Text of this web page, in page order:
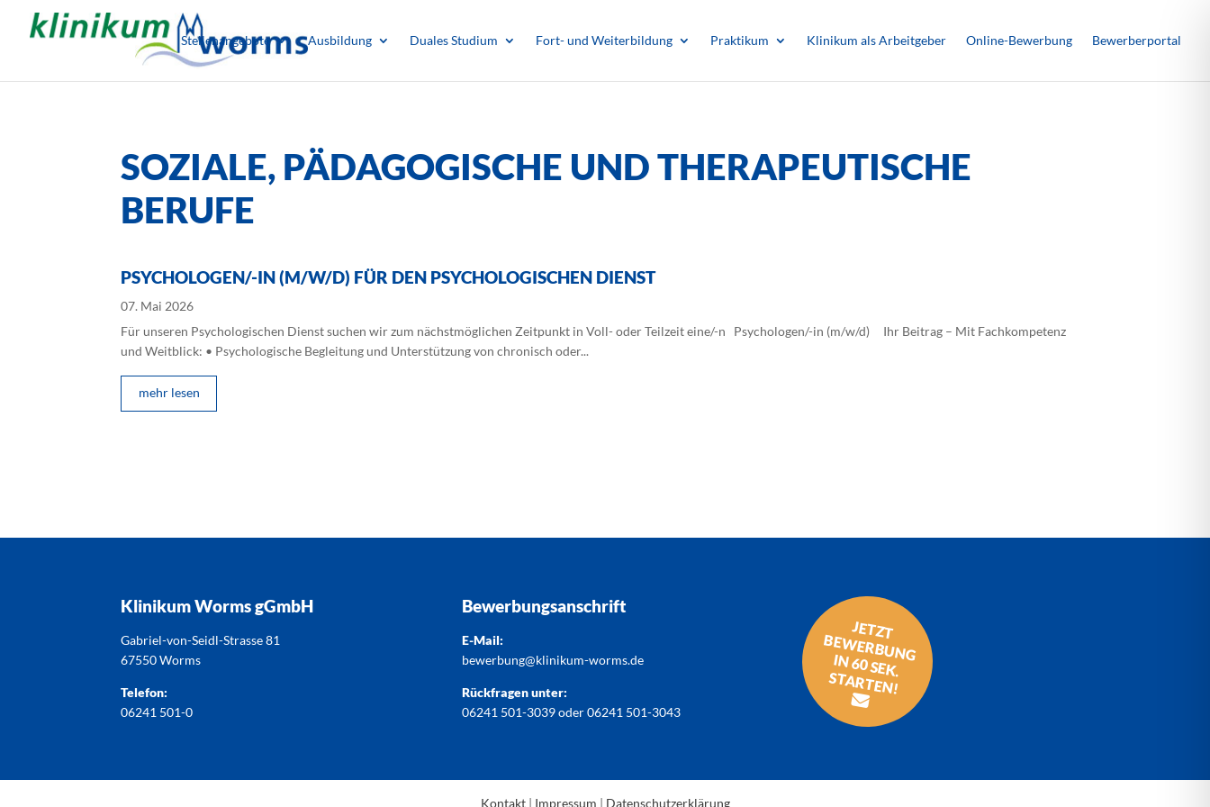
Stellenangebote Ausbildung Duales Studium Fort- und Weiterbildung Praktikum Klinikum als Arbeitgeber Online-Bewerbung Bewerberportal
SOZIALE, PÄDAGOGISCHE UND THERAPEUTISCHE
BERUFE
PSYCHOLOGEN/-IN (M/W/D) FÜR DEN PSYCHOLOGISCHEN DIENST
07. Mai 2026
Für unseren Psychologischen Dienst suchen wir zum nächstmöglichen Zeitpunkt in Voll- oder Teilzeit eine/-n Psychologen/-in (m/w/d) Ihr Beitrag – Mit Fachkompetenz
und Weitblick: • Psychologische Begleitung und Unterstützung von chronisch oder...
mehr lesen
Klinikum Worms gGmbH
Gabriel-von-Seidl-Strasse 81
67550 Worms
Telefon:
06241 501-0
Bewerbungsanschrift
E-Mail:
bewerbung@klinikum-worms.de
Rückfragen unter:
06241 501-3039oder06241 501-3043
JETZT
BEW
ERBU
N
G
IN
60 SEK.
STA
RTEN
!
Kontakt| Impressum | Datenschutzerklärung